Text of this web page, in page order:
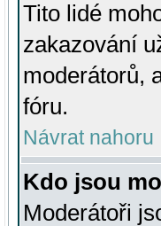
Tito lidé
zakazování
moderátorů,
fóru.
Návrat nahoru
Kdo jsou
Moderátoři